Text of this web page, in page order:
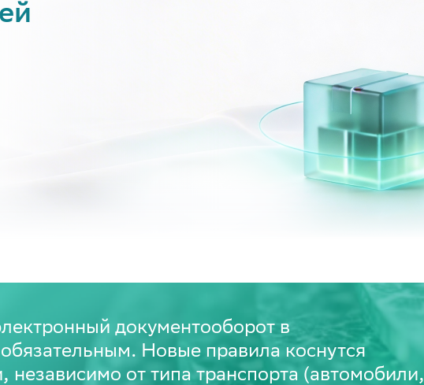
документооборот в
обязательным. Новые правила коснутся
независимо от типа транспорта (автомобили,